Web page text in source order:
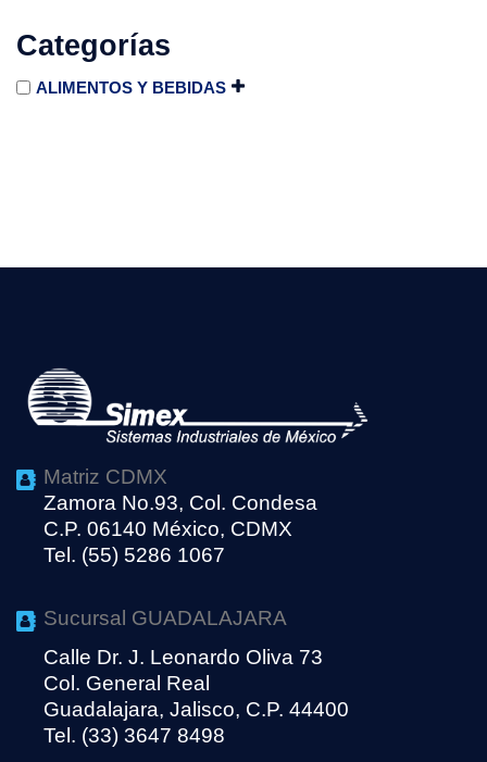
Categorías
ALIMENTOS Y BEBIDAS
Matriz CDMX
Zamora No.93, Col. Condesa
C.P. 06140 México, CDMX
Tel. (55) 5286 1067
Sucursal GUADALAJARA
Calle Dr. J. Leonardo Oliva 73
Col. General Real
Guadalajara, Jalisco, C.P. 44400
Tel. (33) 3647 8498